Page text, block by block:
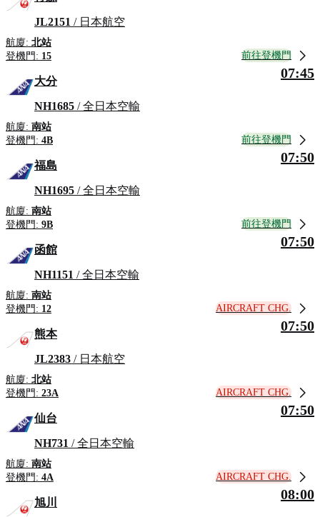
JL2151 / 日本航空
航廈: 北站
登機門: 15 前往登機門
大分
NH1685 / 全日本空輸
航廈: 南站
登機門: 4B
07:45
前往登機門
福島
NH1695 / 全日本空輸
航廈: 南站
登機門: 9B
07:50
前往登機門
函館
NH1151 / 全日本空輸
航廈: 南站
登機門: 12
07:50
AIRCRAFT CHG.
熊本
JL2383 / 日本航空
航廈: 北站
登機門: 23A
07:50
AIRCRAFT CHG.
仙台
NH731 / 全日本空輸
航廈: 南站
登機門: 4A
07:50
AIRCRAFT CHG.
旭川
08:00